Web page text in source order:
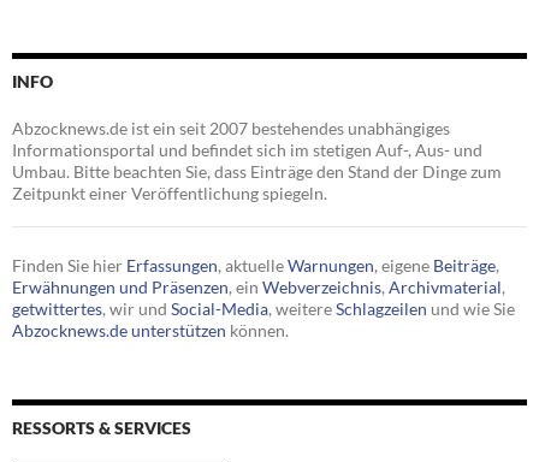
INFO
Abzocknews.de ist ein seit 2007 bestehendes unabhängiges
Informationsportal und befindet sich im stetigen Auf-, Aus- und
Umbau. Bitte beachten Sie, dass Einträge den Stand der Dinge zum
Zeitpunkt einer Veröffentlichung spiegeln.
Finden Sie hier Erfassungen, aktuelleWarnungen, eigene Beiträge,
Erwähnungen und Präsenzen, ein Webverzeichnis, Archivmaterial,
getwittertes, wir und Social-Media, weitereSchlagzeilen und wie Sie
Abzocknews.de unterstützen können.
RESSORTS & SERVICES